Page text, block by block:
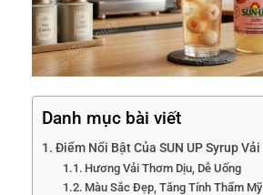
Danh mục bài viết
Điểm Nổi Bật Của SUN UP Syrup Vải
Hương Vải Thơm Dịu, Dễ Uống
Màu Sắc Đẹp, Tăng Tính Thẩm Mỹ